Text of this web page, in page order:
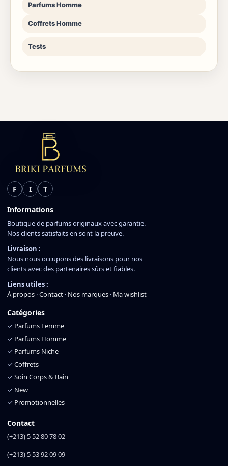
Parfums Homme
Coffrets Homme
Tests
F I T
Informations
Boutique de parfums originaux avec garantie.
Nos clients satisfaits en sont la preuve.
Livraison :
Nous nous occupons des livraisons pour nos
clients avec des partenaires sûrs et fiables.
Liens utiles :
À propos ·Contact · Nos marques · Ma wishlist
Catégories
✓ Parfums Femme
✓ Parfums Homme
✓ Parfums Niche
✓ Coffrets
✓ Soin Corps & Bain
✓ New
✓ Promotionnelles
Contact
(+213) 5 52 80 78 02
(+213) 5 53 92 09 09